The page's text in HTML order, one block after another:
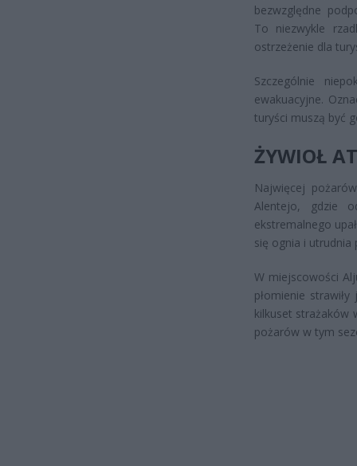
bezwzględne
To niezwykle
ostrzeżenie dla
Szczególnie
ewakuacyjne.
turyści muszą być
ŻYWIOŁ
Najwięcej
Alentejo, gdzie
ekstremalnego
się ognia i utrudnia
W miejscowości
płomienie
kilkuset strażaków
pożarów w tym